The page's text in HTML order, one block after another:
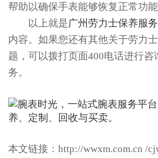
帮助以确保手表能够恢复正常功能
以上就是广州劳力士保养服
内容。如果您还有其他关于劳力
题，可以拨打页面400电话进行咨
务。
本文链接：http://wwxm.com.cn /